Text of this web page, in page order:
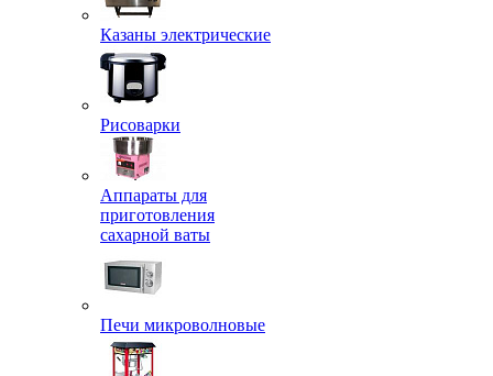
Казаны электрические
Рисоварки
Аппараты для
приготовления
сахарной ваты
Печи микроволновые